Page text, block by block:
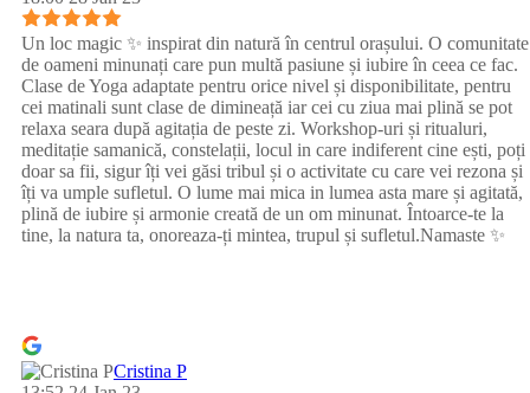
Un loc magic ✨ inspirat din natură în centrul orașului. O comunitate
de oameni minunați care pun multă pasiune și iubire în ceea ce fac.
Clase de Yoga adaptate pentru orice nivel și disponibilitate, pentru
cei matinali sunt clase de dimineață iar cei cu ziua mai plină se pot
relaxa seara după agitația de peste zi. Workshop-uri și ritualuri,
meditație samanică, constelații, locul in care indiferent cine ești, poți
doar sa fii, sigur îți vei găsi tribul și o activitate cu care vei rezona și
îți va umple sufletul. O lume mai mica in lumea asta mare și agitată,
plină de iubire și armonie creată de un om minunat. Întoarce-te la
tine, la natura ta, onoreaza-ți mintea, trupul și sufletul.Namaste ✨
Cristina P